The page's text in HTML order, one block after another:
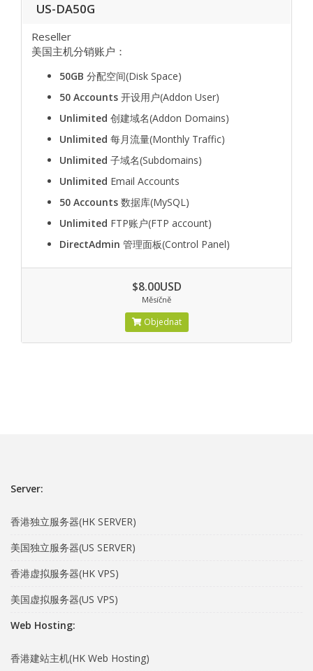
US-DA50G
Reseller
美国主机分销账户：
50GB 分配空间(Disk Space)
50 Accounts 开设用户(Addon User)
Unlimited 创建域名(Addon Domains)
Unlimited 每月流量(Monthly Traffic)
Unlimited 子域名(Subdomains)
Unlimited Email Accounts
50 Accounts 数据库(MySQL)
Unlimited FTP账户(FTP account)
DirectAdmin 管理面板(Control Panel)
$8.00USD
Měsíčně
Objednat
Server:
香港独立服务器(HK SERVER)
美国独立服务器(US SERVER)
香港虚拟服务器(HK VPS)
美国虚拟服务器(US VPS)
Web Hosting:
香港建站主机(HK Web Hosting)